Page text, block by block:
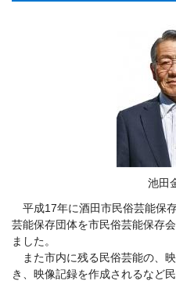
池田
平成17年に酒田市民俗芸能保
芸能保存団体を市民俗芸能保存
ました。
また市内に残る民俗芸能の、
き、映像記録を作成されるなど